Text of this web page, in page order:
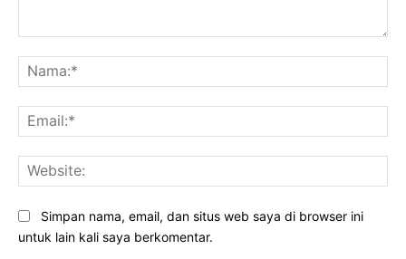
Simpan nama, email, dan situs web saya di browser ini
untuk lain kali saya berkomentar.